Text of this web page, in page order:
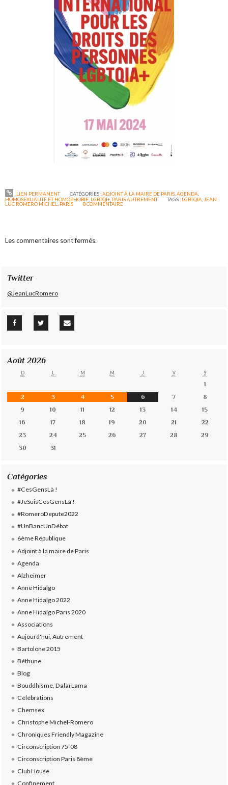
LIEN PERMANENT CATÉGORIES :ADJOINT À LA MAIRE DE PARIS, AGENDA
HOMOSEXUALITÉ ET HOMOPHOBIE LGBTQI+ PARIS AUTREMENT TAGS : LGBTQIA JEAN
LUC ROMERO MICHEL PARIS 0COMMENTAIRE
Les commentaires sont fermés.
Twitter
@JeanLucRomero
Août 2026
D L M M J V S
1
2
3 4 5 6 7
8
9
10 11 12 13 14
15
16
17 18 19 20 21
22
23
24 25 26 27 28
29
30
31
Catégories
#CesGensLà !
#JeSuisCesGensLà !
#RomeroDepute2022
#UnBancUnDébat
6ème République
Adjoint à la maire de Paris
Agenda
Alzheimer
Anne Hidalgo
Anne Hidalgo 2022
Anne Hidalgo Paris 2020
Associations
Aujourd'hui, Autrement
Bartolone 2015
Béthune
Blog
Bouddhisme, Dalaï Lama
Célébrations
Chemsex
Christophe Michel-Romero
Chroniques Friendly Magazine
Circonscription 75-08
Circonscription Paris 8ème
Club House
Confinement